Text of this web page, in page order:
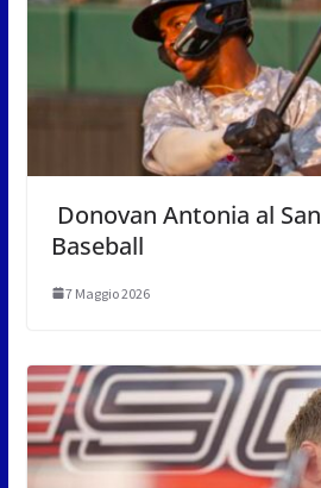
Donovan Antonia al
Baseball
7 Maggio 2026